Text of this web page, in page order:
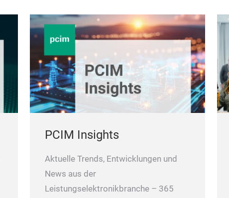
PCIM Insights
Aktuelle Trends, Entwicklungen und
News aus der
Leistungselektronikbranche – 365